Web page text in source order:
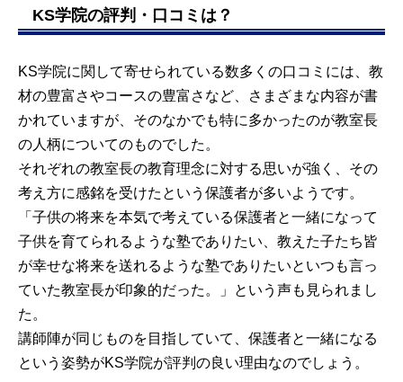
KS学院の評判・口コミは？
KS学院に関して寄せられている数多くの口コミには、教
材の豊富さやコースの豊富さなど、さまざまな内容が書
かれていますが、そのなかでも特に多かったのが教室長
の人柄についてのものでした。
それぞれの教室長の教育理念に対する思いが強く、その
考え方に感銘を受けたという保護者が多いようです。
「子供の将来を本気で考えている保護者と一緒になって
子供を育てられるような塾でありたい、教えた子たち皆
が幸せな将来を送れるような塾でありたいといつも言っ
ていた教室長が印象的だった。」という声も見られまし
た。
講師陣が同じものを目指していて、保護者と一緒になる
という姿勢がKS学院が評判の良い理由なのでしょう。